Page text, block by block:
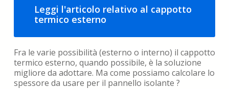
Leggi l'articolo relativo al cappotto
termico esterno
Fra le varie possibilità (esterno o interno) il cappotto
termico esterno, quando possibile, è la soluzione
migliore da adottare. Ma come possiamo calcolare lo
spessore da usare per il pannello isolante ?